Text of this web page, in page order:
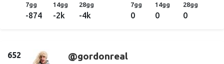
7gg
-874
14gg
-2k
28gg
-4k
7gg
0
14gg
0
28gg
0
652 @gordonreal